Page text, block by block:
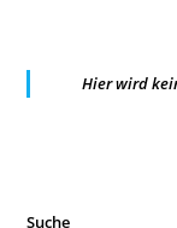
Hier wird
Suche